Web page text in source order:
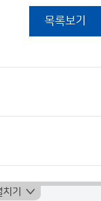
목록보기
치기